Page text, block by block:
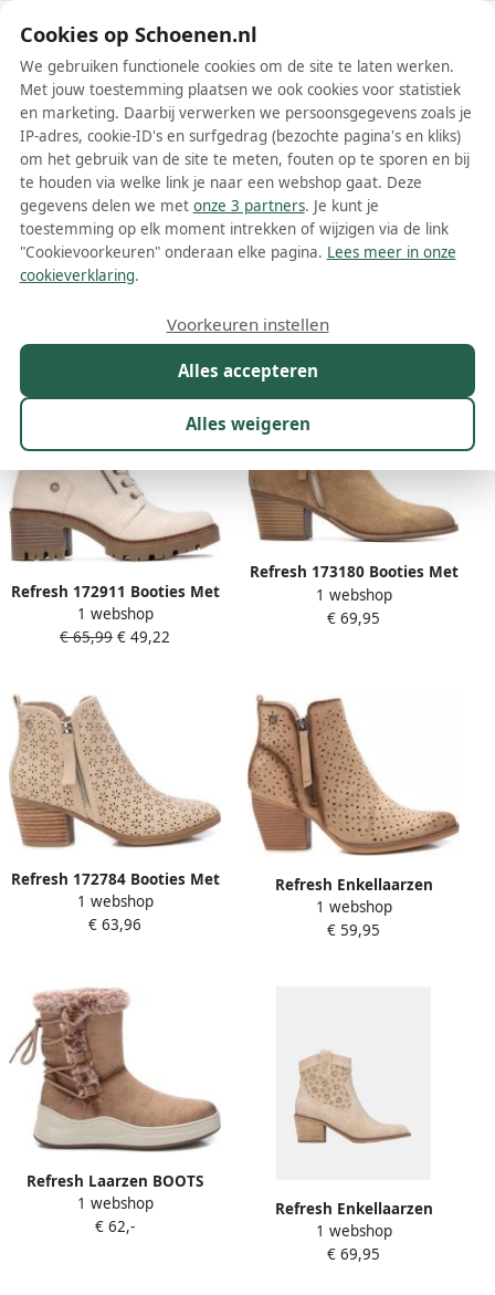
Schoenen.nl
Wis filters Alle filters
Beige Refresh dames enkellaarsjes
Meer lezen
25%
Refresh 172911 Booties Met
Hak Beige Vrouw
1 webshop
€ 65,99 € 49,22
Refresh 173180 Booties Met
Hak Beige Vrouw
1 webshop
€ 69,95
Refresh 172784 Booties Met
Hak Beige Vrouw
1 webshop
€ 63,96
Refresh Enkellaarzen
17251902
1 webshop
€ 59,95
Refresh Laarzen BOOTS
172117
1 webshop
€ 62,-
Refresh Enkellaarzen
175150
1 webshop
€ 69,95
Cookies op Schoenen.nl
We gebruiken functionele cookies om de site te laten werken.
Met jouw toestemming plaatsen we ook cookies voor statistiek
en marketing. Daarbij verwerken we persoonsgegevens zoals je
IP-adres, cookie-ID's en surfgedrag (bezochte pagina's en kliks)
om het gebruik van de site te meten, fouten op te sporen en bij
te houden via welke link je naar een webshop gaat. Deze
gegevens delen we met onze 3 partners. Je kunt je
toestemming op elk moment intrekken of wijzigen via de link
"Cookievoorkeuren" onderaan elke pagina. Lees meer in onze
cookieverklaring.
Alles accepteren
Alles weigeren
Voorkeuren instellen